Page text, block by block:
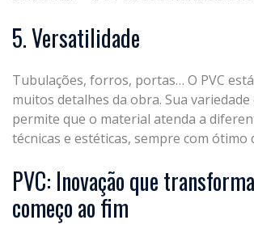
5. Versatilidade
Tubulações, forros, portas… O PVC
muitos detalhes da obra. Sua variedade
permite que o material atenda a
técnicas e estéticas, sempre com ótimo
PVC: Inovação que
começo ao fim